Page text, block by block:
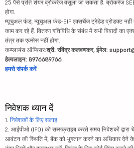
25 पैसे प्रति शेयर ब्रोकरेज वसूला जा सकता है. ब्रोकरेज SEBI
होगा.
म्यूचुअल फंड, म्यूचुअल फंड-SIP एक्सचेंज ट्रेडेड प्रोडक्ट नहीं
काम कर रहे हैं. वितरण गतिविधि के संबंध में सभी विवादों का
तंत्र तक एक्सेस नहीं होगा.
कम्प्लायंस ऑफिसर:श्री. रविंद्र कलवणकर, ईमेल:
हेल्पलाइन: 8976689766
हमसे संपर्क करें
निवेशक ध्यान दें
1. निवेशकों के लिए सलाह
2. आईपीओ (IPO) को सब्सक्राइब करते समय निवेशकों
आवंटन की स्थिति में, बैंक को भुगतान करने का अधिकार देने